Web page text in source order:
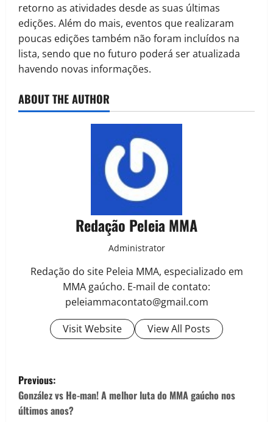
retorno as atividades desde as suas últimas
edições. Além do mais, eventos que realizaram
poucas edições também não foram incluídos na
lista, sendo que no futuro poderá ser atualizada
havendo novas informações.
ABOUT THE AUTHOR
Redação Peleia MMA
Administrator
Redação do site Peleia MMA, especializado em
MMA gaúcho. E-mail de contato:
peleiammacontato@gmail.com
Visit Website
View All Posts
Previous:
González vs He-man! A melhor luta do MMA gaúcho nos
últimos anos?